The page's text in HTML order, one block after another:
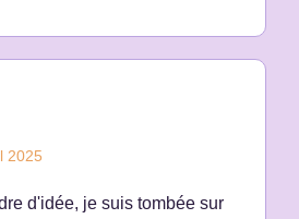
2025
d'idée, je suis tombée sur